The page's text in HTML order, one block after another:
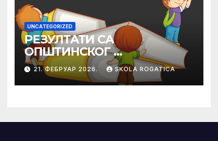
UNCATEGORIZED
РЕЗУЛТАТИ СА
ОПШТИНСКОГ
ТАКМИЧЕЊА ИЗ
ПРАВОСЛАВНЕ
ВЈЕРОНАУКЕ
21. ФЕБРУАР 2026. SKOLA ROGATICA